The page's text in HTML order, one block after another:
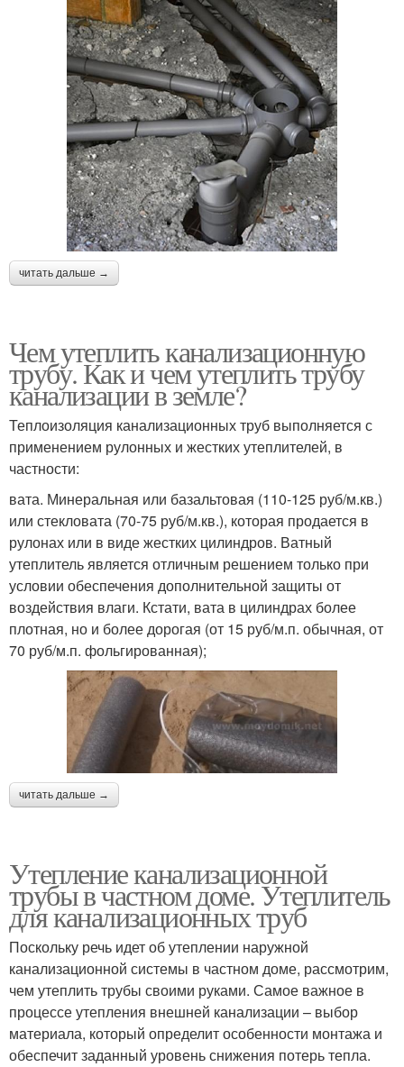
читать дальше →
Чем утеплить канализационную
трубу. Как и чем утеплить трубу
канализации в земле?
Теплоизоляция канализационных труб выполняется с
применением рулонных и жестких утеплителей, в
частности:
вата. Минеральная или базальтовая (110-125 руб/м.кв.)
или стекловата (70-75 руб/м.кв.), которая продается в
рулонах или в виде жестких цилиндров. Ватный
утеплитель является отличным решением только при
условии обеспечения дополнительной защиты от
воздействия влаги. Кстати, вата в цилиндрах более
плотная, но и более дорогая (от 15 руб/м.п. обычная, от
70 руб/м.п. фольгированная);
читать дальше →
Утепление канализационной
трубы в частном доме. Утеплитель
для канализационных труб
Поскольку речь идет об утеплении наружной
канализационной системы в частном доме, рассмотрим,
чем утеплить трубы своими руками. Самое важное в
процессе утепления внешней канализации – выбор
материала, который определит особенности монтажа и
обеспечит заданный уровень снижения потерь тепла.